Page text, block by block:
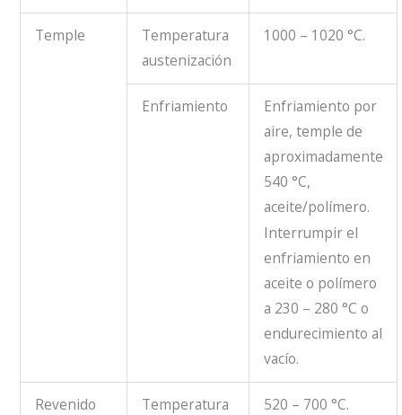
Temple
Temperatura
austenización
1000 – 1020 °C.
Enfriamiento
Enfriamiento por
aire, temple de
aproximadamente
540 °C,
aceite/polímero.
Interrumpir el
enfriamiento en
aceite o polímero
a 230 – 280 °C o
endurecimiento al
vacío.
Revenido Temperatura 520 – 700 °C.